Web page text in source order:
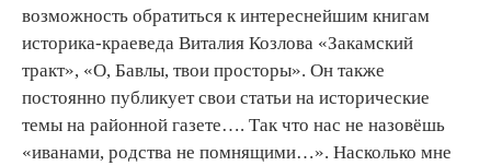
возможность обратиться к интереснейшим книгам
историка-краеведа Виталия Козлова «Закамский
тракт», «О, Бавлы, твои просторы». Он также
постоянно публикует свои статьи на исторические
темы на районной газете…. Так что нас не назовёшь
«иванами, родства не помнящими…». Насколько мне